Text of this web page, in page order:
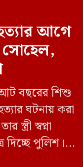
আগে
সোহেল,
আট বছরের শিশু
ঘটনায় করা
স্বপ্না
পুলিশ।